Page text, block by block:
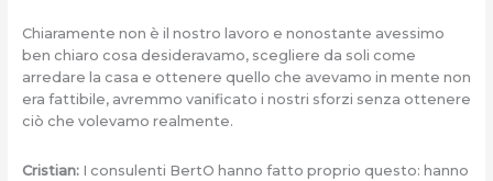
Chiaramente non è il nostro lavoro e nonostante avessimo
ben chiaro cosa desideravamo, scegliere da soli come
arredare la casa e ottenere quello che avevamo in mente non
era fattibile, avremmo vanificato i nostri sforzi senza ottenere
ciò che volevamo realmente.
Cristian: I consulenti BertO hanno fatto proprio questo: hanno